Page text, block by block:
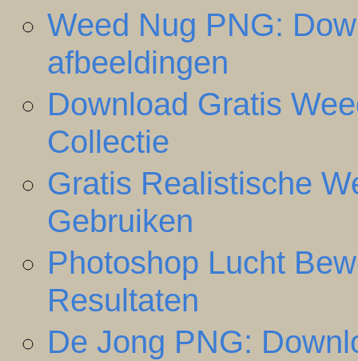
Weed Nug PNG:
afbeeldingen
Download Gratis
Collectie
Gratis Realistische
Gebruiken
Photoshop Lucht
Resultaten
De Jong PNG: